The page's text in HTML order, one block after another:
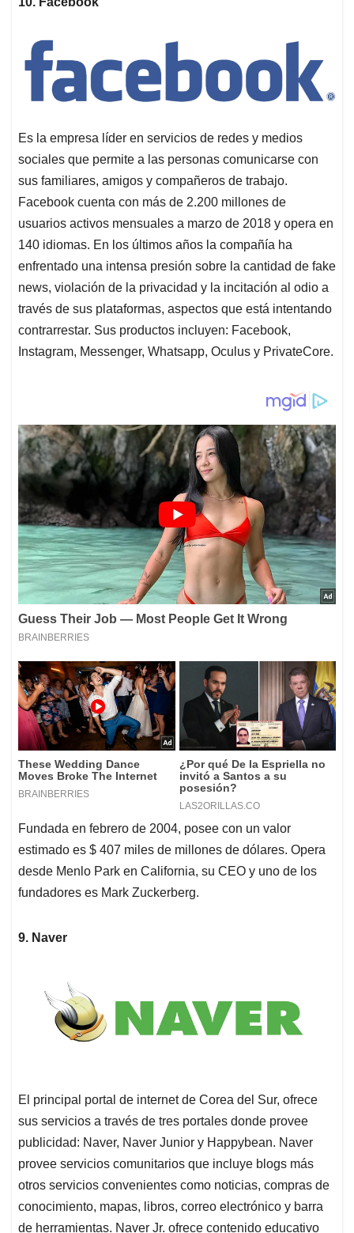
s
p
p
b
k
n
s
Es la empresa líder en servicios de redes y medios
sociales que permite a las personas comunicarse con
sus familiares, amigos y compañeros de trabajo.
Facebook cuenta con más de 2.200 millones de
usuarios activos mensuales a marzo de 2018 y opera en
140 idiomas. En los últimos años la compañía ha
enfrentado una intensa presión sobre la cantidad de fake
news, violación de la privacidad y la incitación al odio a
través de sus plataformas, aspectos que está intentando
contrarrestar. Sus productos incluyen: Facebook,
Instagram, Messenger, Whatsapp, Oculus y PrivateCore.
Fundada en febrero de 2004, posee con un valor
estimado es $ 407 miles de millones de dólares. Opera
desde Menlo Park en California, su CEO y uno de los
fundadores es Mark Zuckerberg.
9. Naver
El principal portal de internet de Corea del Sur, ofrece
sus servicios a través de tres portales donde provee
publicidad: Naver, Naver Junior y Happybean. Naver
provee servicios comunitarios que incluye blogs más
otros servicios convenientes como noticias, compras de
conocimiento, mapas, libros, correo electrónico y barra
de herramientas. Naver Jr. ofrece contenido educativo